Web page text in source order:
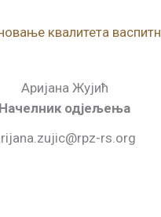
квалитета
Аријана Жујић
Начелник одјељења
rs.org